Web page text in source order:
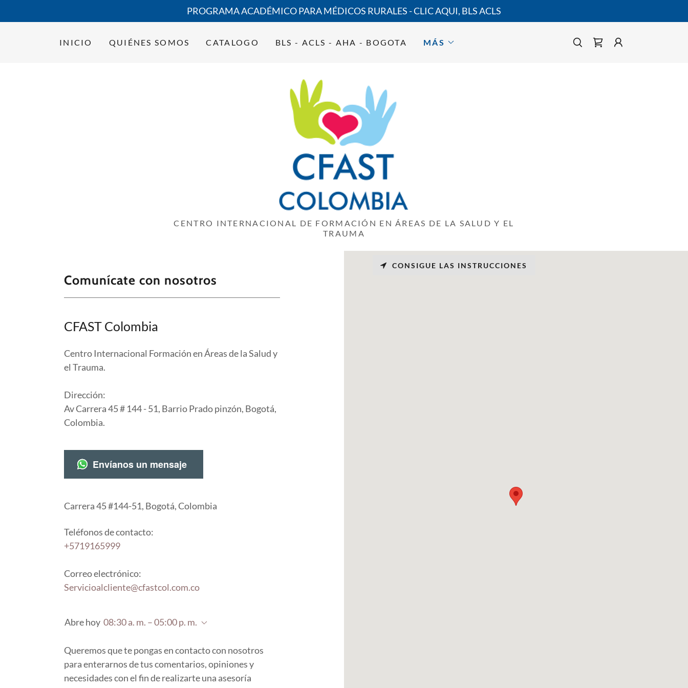
PROGRAMA ACADÉMICO PARA MÉDICOS RURALES - CLIC AQUI, BLS ACLS
INICIO QUIÉNES SOMOS CATALOGO BLS - ACLS - AHA - BOGOTA MÁS
CENTRO INTERNACIONAL DE FORMACIÓN EN ÁREAS DE LA SALUD Y EL
TRAUMA
Comunícate con nosotros
CFAST Colombia
Centro Internacional Formación en Áreas de la Salud y
el Trauma.
Dirección:
Av Carrera 45 # 144 - 51, Barrio Prado pinzón, Bogotá,
Colombia.
Envíanos un mensaje
Carrera 45 #144-51, Bogotá, Colombia
+5719165999
Servicioalcliente@cfastcol.com.co
Abre hoy 08:30 a. m. – 05:00 p. m.
Queremos que te pongas en contacto con nosotros
para enterarnos de tus comentarios, opiniones y
necesidades con el fin de realizarte una asesoría
CONSIGUE LAS INSTRUCCIONES